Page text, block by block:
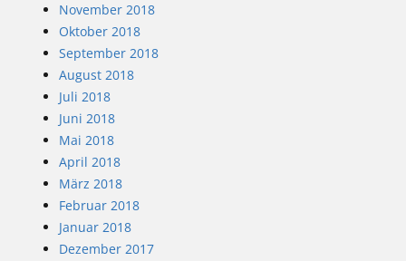
November 2018
Oktober 2018
September 2018
August 2018
Juli 2018
Juni 2018
Mai 2018
April 2018
März 2018
Februar 2018
Januar 2018
Dezember 2017